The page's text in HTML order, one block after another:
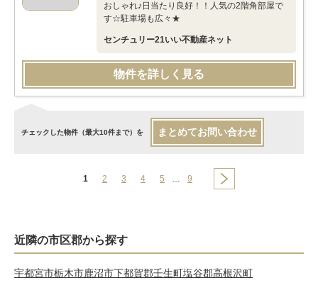
おしゃれ♪日当たり良好！！人気の2階角部屋で
す☆駐車場も広々★
センチュリー21いい不動産ネット
物件を詳しく見る
チェックした物件（最大10件まで）を まとめてお問い合わせ
1 2 3 4 5 … 9
近隣の市区郡から探す
宇都宮市栃木市鹿沼市下都賀郡壬生町塩谷郡高根沢町